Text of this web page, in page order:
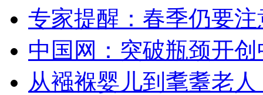
专家提醒：春季仍要
中国网：突破瓶颈开
从襁褓婴儿到耄耋老